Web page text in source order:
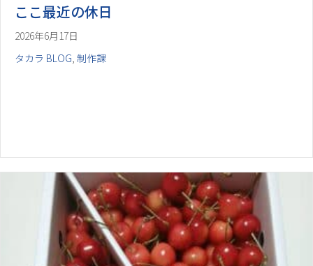
ここ最近の休日
2026年6月17日
タカラ BLOG 制作課